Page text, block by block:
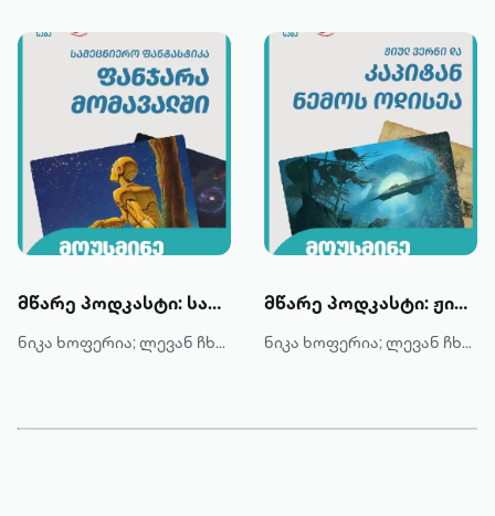
მწარე პოდკასტი: სამეცნიერო ფანტასტიკა - ფანჯარა მომავალში
ნიკა ხოფერია; ლევან ჩხეიძე
მწარე პოდკასტი: ჟიულ ვერნი და კაპიტან ნემოს ოდისეა
ნიკა ხოფერია; ლევან ჩხეიძე